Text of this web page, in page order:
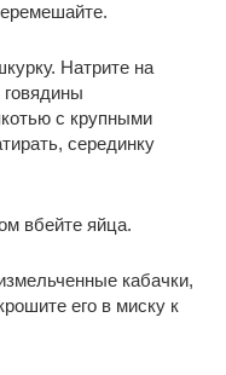
Натрите на
с крупными
серединку
вбейте яйца.
кабачки,
его в миску к